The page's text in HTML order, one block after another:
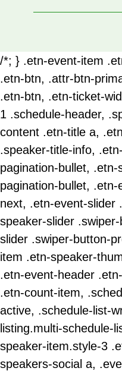
/*; } .etn-event-item
.etn-btn, .attr-btn-
.etn-btn, .etn-ticket-
1 .schedule-header,
content .etn-title a,
.speaker-title-info,
pagination-bullet,
pagination-bullet,
next, .etn-event-slider
speaker-slider
slider .swiper-button-
item .etn-speaker-
.etn-event-header
.etn-count-item,
active, .schedule-list-
listing.multi-schedule-
speaker-item.style-3
speakers-social a,